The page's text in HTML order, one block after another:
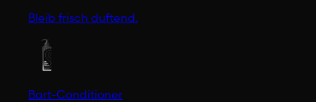
Bleib frisch duftend.
Bart-Conditioner